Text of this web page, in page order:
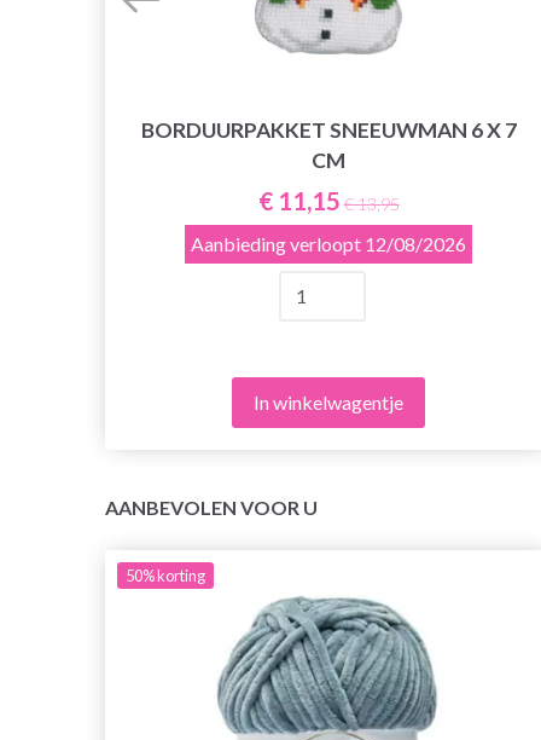
BORDUURPAKKET SNEEUWMAN 6 X 7
CM
€ 11,15 € 13,95
Aanbieding verloopt 12/08/2026
In winkelwagentje
AANBEVOLEN VOOR U
50%korting